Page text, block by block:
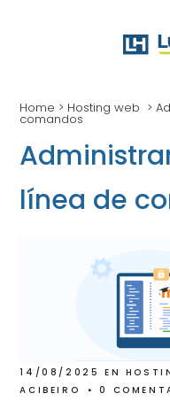
Home > Hosting web >
comandos
línea de
14/08/2025 EN
ACIBEIRO
0